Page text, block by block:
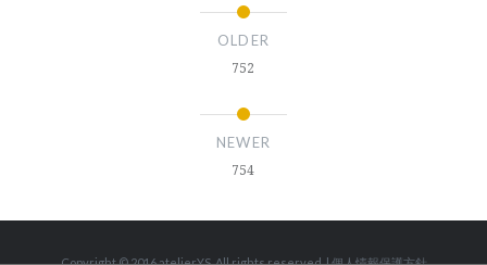
OLDER
752
NEWER
754
Copyright © 2016 atelierYS. All rights reserved.|個人情報保護方針